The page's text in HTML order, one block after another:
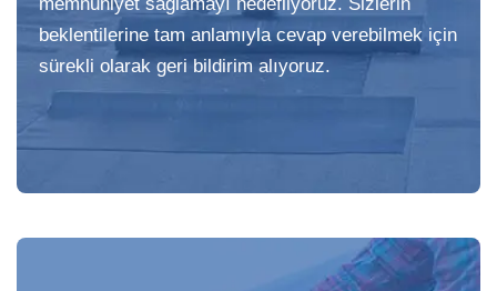
beklentilerine tam anlamıyla cevap verebilmek için
sürekli olarak geri bildirim alıyoruz.